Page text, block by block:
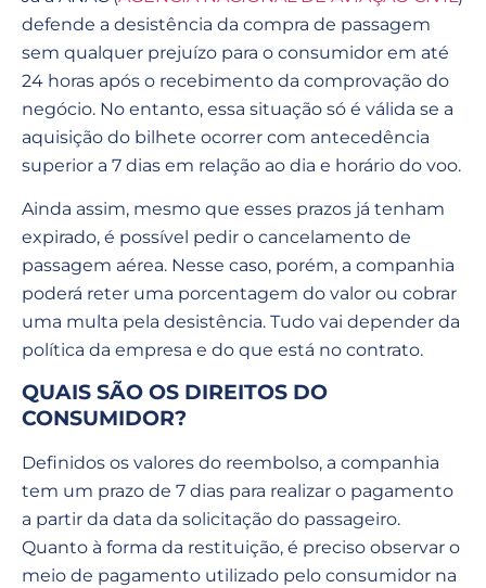
defende a desistência da compra de passagem
sem qualquer prejuízo para o consumidor em até
24 horas após o recebimento da comprovação do
negócio. No entanto, essa situação só é válida se a
aquisição do bilhete ocorrer com antecedência
superior a 7 dias em relação ao dia e horário do voo.
Ainda assim, mesmo que esses prazos já tenham
expirado, é possível pedir o cancelamento de
passagem aérea. Nesse caso, porém, a companhia
poderá reter uma porcentagem do valor ou cobrar
uma multa pela desistência. Tudo vai depender da
política da empresa e do que está no contrato.
QUAIS SÃO OS DIREITOS DO
CONSUMIDOR?
Definidos os valores do reembolso, a companhia
tem um prazo de 7 dias para realizar o pagamento
a partir da data da solicitação do passageiro.
Quanto à forma da restituição, é preciso observar o
meio de pagamento utilizado pelo consumidor na